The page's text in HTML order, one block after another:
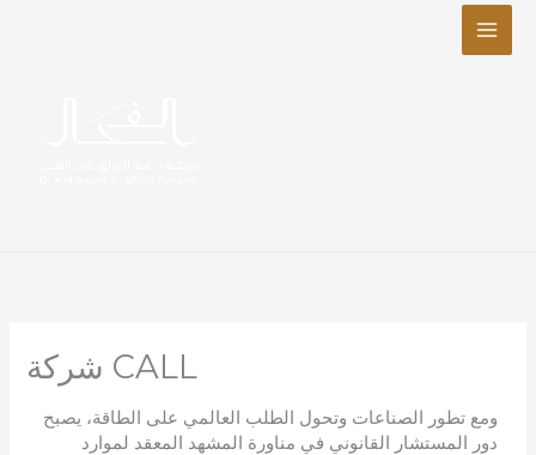
شركة CALL
ومع تطور الصناعات وتحول الطلب العالمي على الطاقة، يصبح
دور المستشار القانوني في مناورة المشهد المعقد لموارد